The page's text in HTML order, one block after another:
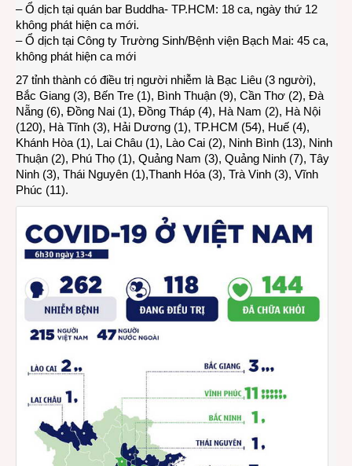
– Ổ dịch tại quán bar Buddha- TP.HCM: 18 ca, ngày thứ 12
không phát hiện ca mới.
– Ổ dịch tại Công ty Trường Sinh/Bệnh viện Bạch Mai: 45 ca,
không phát hiện ca mới
27 tỉnh thành có điều trị người nhiễm là Bạc Liêu (3 người),
Bắc Giang (3), Bến Tre (1), Bình Thuận (9), Cần Thơ (2), Đà
Nẵng (6), Đồng Nai (1), Đồng Tháp (4), Hà Nam (2), Hà Nội
(120), Hà Tĩnh (3), Hải Dương (1), TP.HCM (54), Huế (4),
Khánh Hòa (1), Lai Châu (1), Lào Cai (2), Ninh Bình (13), Ninh
Thuận (2), Phú Thọ (1), Quảng Nam (3), Quảng Ninh (7), Tây
Ninh (3), Thái Nguyên (1),Thanh Hóa (3), Trà Vinh (3), Vĩnh
Phúc (11).